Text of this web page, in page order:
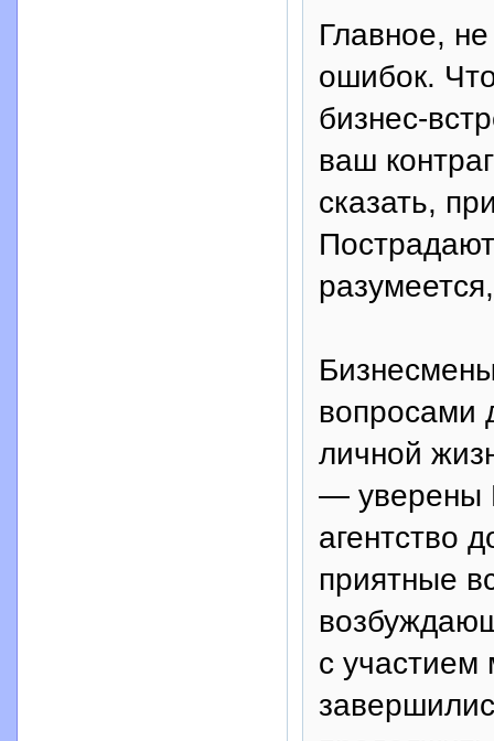
Главное,
ошибок.
бизнес-
ваш
сказать,
вопросами
личной
— уверены
агентство
приятные
с участием